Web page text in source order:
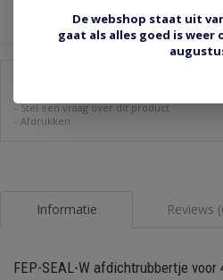
-Stel een vraag over dit product
- Afdrukken
Informatie Reviews
FEP-SEAL-W afdichtrubbertje voor
De webshop staat uit
gaat als alles goed is weer